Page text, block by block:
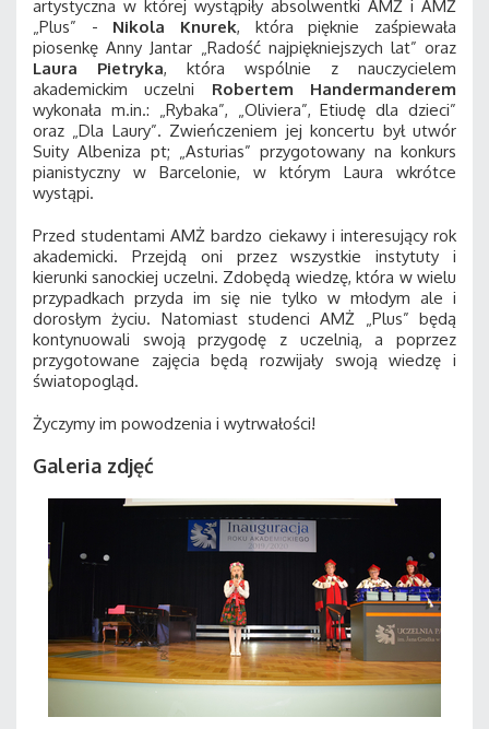
artystyczna w której wystąpiły absolwentki AMŻ i AMŻ
„Plus” - Nikola Knurek, która pięknie zaśpiewała
piosenkę Anny Jantar „Radość najpiękniejszych lat” oraz
Laura Pietryka, która wspólnie z nauczycielem
akademickim uczelni Robertem Handermanderem
wykonała m.in.: „Rybaka”, „Oliviera”, Etiudę dla dzieci”
oraz „Dla Laury”. Zwieńczeniem jej koncertu był utwór
Suity Albeniza pt; „Asturias” przygotowany na konkurs
pianistyczny w Barcelonie, w którym Laura wkrótce
wystąpi.
Przed studentami AMŻ bardzo ciekawy i interesujący rok
akademicki. Przejdą oni przez wszystkie instytuty i
kierunki sanockiej uczelni. Zdobędą wiedzę, która w wielu
przypadkach przyda im się nie tylko w młodym ale i
dorosłym życiu. Natomiast studenci AMŻ „Plus” będą
kontynuowali swoją przygodę z uczelnią, a poprzez
przygotowane zajęcia będą rozwijały swoją wiedzę i
światopogląd.
Życzymy im powodzenia i wytrwałości!
Galeria zdjęć